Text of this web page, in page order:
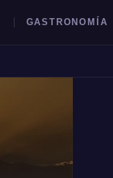
GASTRONOMÍA